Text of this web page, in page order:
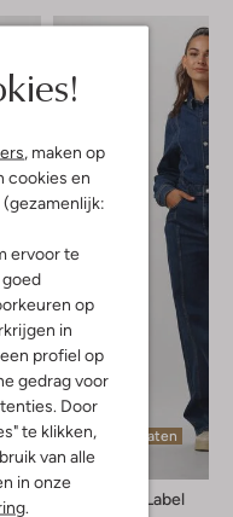
, maken op
cookies en
ervoor te
op
in
profiel op
gedrag voor
Door
te klikken,
van alle
in onze
Laatste maten
-40%
Another Label